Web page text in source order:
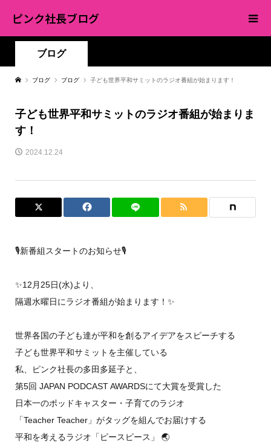
ピンク社長ブログ
ブログ
ブログ ブログ 子ども世界平和サミットのラジオ番組が始まります！
子ども世界平和サミットのラジオ番組が始まりま
す！
2024.12.24
🎙️新番組スタートのお知らせ🎙️
✨12月25日(水)より、
隔週水曜日にラジオ番組が始まります！✨
世界各国の子ども達が平和を創るアイデアをスピーチする
子ども世界平和サミットを主催している
私、ピンク社長の多田多延子と、
第5回 JAPAN PODCAST AWARDSにて大賞を受賞した
日本一のポッドキャスター・子育てのラジオ
「Teacher Teacher」がタッグを組んでお届けする
平和を考えるラジオ「ピースピース」 🌏